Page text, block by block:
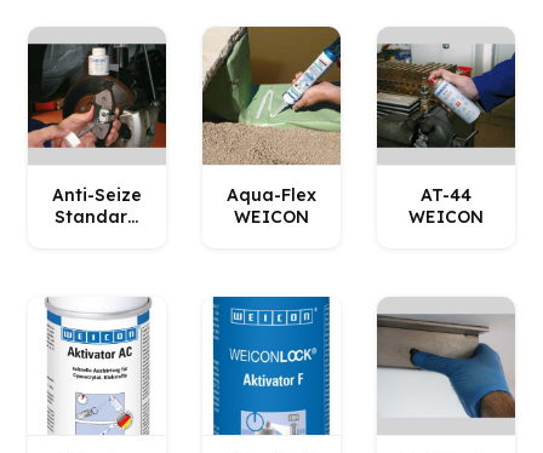
Anti-Seize
Standard
Aqua-Flex
WEICON
AT-44
WEICON